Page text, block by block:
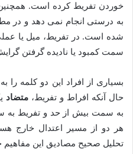
خوردن تفریط کرده است.
به درستی انجام نمی دهد و در
شده است. در تفریط، میل یا
سمت کمبود یا نادیده گرفتن
بسیاری از افراد این دو کلمه را
حال آنکه افراط و تفریط، متضاد
به سمت بیش از حد و تفریط به
هر دو از مسیر اعتدال خارج
تحلیل صحیح مصادیق این